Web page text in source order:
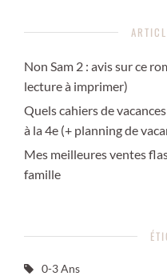
Non Sam 2 : avis sur ce
lecture à imprimer)
Quels cahiers de
à la 4e (+ planning de
Mes meilleures ventes
famille
0-3 Ans